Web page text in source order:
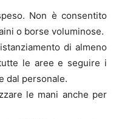
Non è consentito
o borse voluminose.
di almeno
le aree e seguire i
dal personale.
le mani anche per